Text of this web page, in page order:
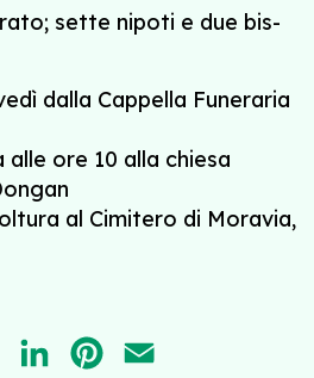
sette nipoti e due bis-
dalla Cappella Funeraria
alle ore 10 alla chiesa
al Cimitero di Moravia,
LINKEDINPINTEREST